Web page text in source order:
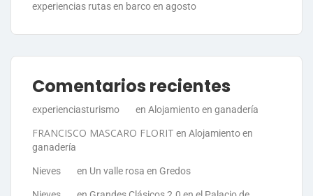
experiencias rutas en barco en agosto
Comentarios recientes
experienciasturismo en Alojamiento en ganadería
FRANCISCO MASCARO FLORIT en Alojamiento en
ganadería
Nieves en Un valle rosa en Gredos